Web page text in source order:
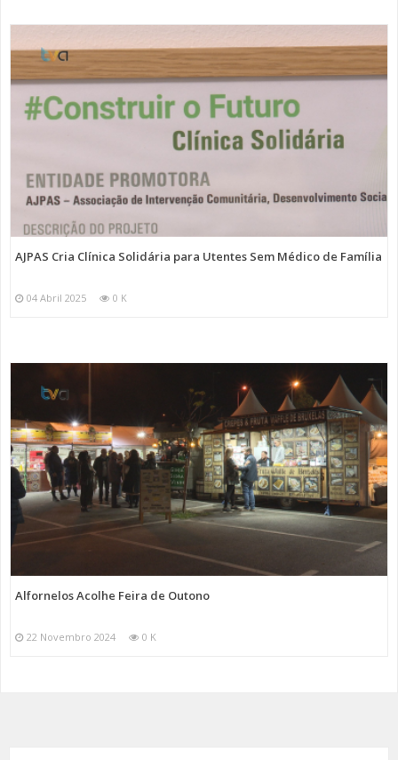
AJPAS Cria Clínica Solidária para Utentes Sem Médico de Família
04 Abril 2025 0 K
Alfornelos Acolhe Feira de Outono
22 Novembro 2024 0 K